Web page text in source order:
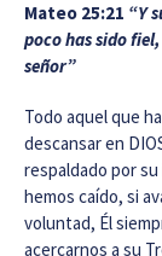
Mateo 25:21 “Y
poco has sido
señor”
Todo aquel que
descansar en
respaldado por
hemos caído, si
voluntad, Él
acercarnos a su